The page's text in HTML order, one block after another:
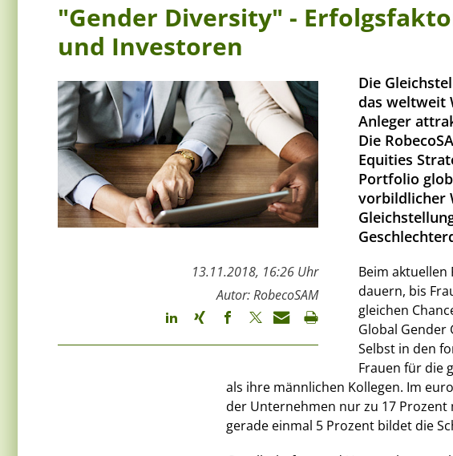
"Gender Diversity" -
und Investoren
Die
das weltweit
Anleger
Die
Equities
Portfolio
vorbildlicher
13.11.2018, 16:26 Uhr
Autor: RobecoSAM
Beim aktuellen
dauern, bis
gleichen
Global Gender
Selbst in den
Frauen für die
als ihre männlichen Kollegen. Im
der Unternehmen nur zu 17
gerade einmal 5 Prozent bildet die